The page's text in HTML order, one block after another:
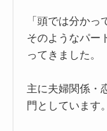
「頭では分かっ
そのようなパー
ってきました。
主に夫婦関係・
門としています。